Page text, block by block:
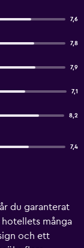
7,6
7,8
7,9
7,1
8,2
7,4
du garanterat
många
och ett